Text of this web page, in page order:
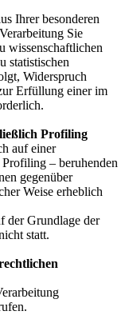
Ihrer besonderen
Sie
wissenschaftlichen
statistischen
Widerspruch
Erfüllung einer im
Profiling
auf einer
– beruhenden
gegenüber
Weise erheblich
der Grundlage der
statt.